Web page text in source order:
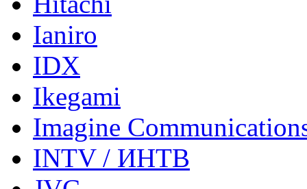
Ianiro
IDX
Ikegami
Imagine
INTV / ИНТВ